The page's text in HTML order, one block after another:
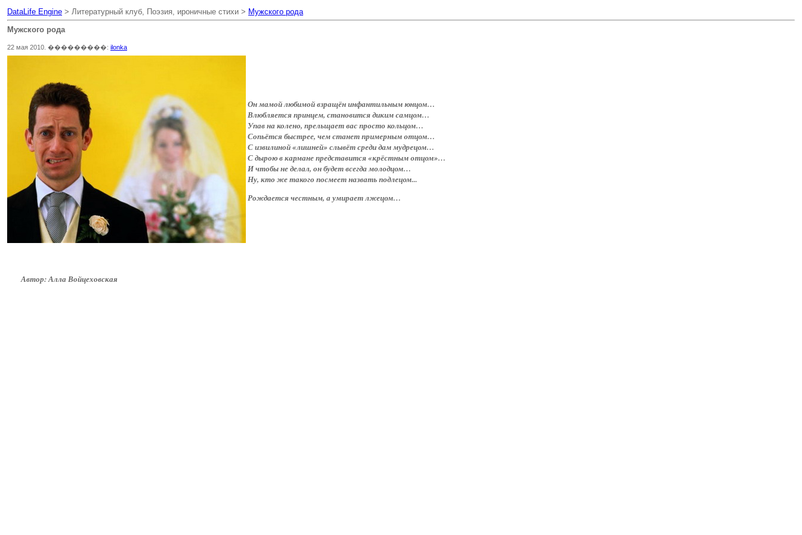
DataLife Engine > Литературный клуб, Поэзия, ироничные стихи > Мужского рода
Мужского рода
22 мая 2010. ���������: ilonka
Он мамой любимой взращён инфантильным юнцом…
Влюбляется принцем, становится диким самцом…
Упав на колено, прельщает вас просто кольцом…
Сопьётся быстрее, чем станет примерным отцом…
С извилиной «лишней» слывёт среди дам мудрецом…
С дырою в кармане представится «крёстным отцом»…
И чтобы не делал, он будет всегда молодцом…
Ну, кто же такого посмеет назвать подлецом...
Рождается честным, а умирает лжецом…
Автор: Алла Войцеховская